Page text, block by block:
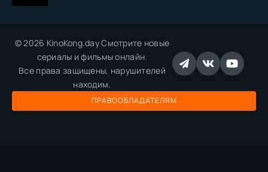
© 2026 KinoKong.day Смотрите новые
сериалы и фильмы онлайн.
Все права защищены, нарушителей
находим.
ПРАВООБЛАДАТЕЛЯМ